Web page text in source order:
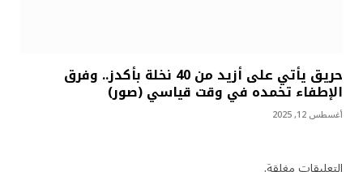
حريق يأتي على أزيد من 40 نخلة بأكدز.. وفرق
الإطفاء تخمده في وقت قياسي (صور)
أغسطس 12, 2025